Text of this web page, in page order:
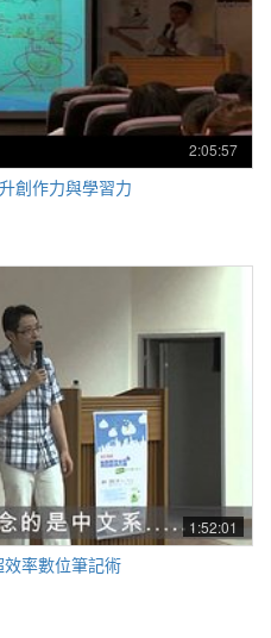
2:05:57
創作力與學習力
1:52:01
率數位筆記術